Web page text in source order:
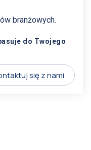
branżowych.
do Twojego
się z nami